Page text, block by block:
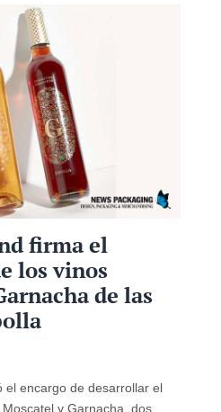
firma el
los vinos
de las
el encargo de desarrollar el
y Garnacha, dos